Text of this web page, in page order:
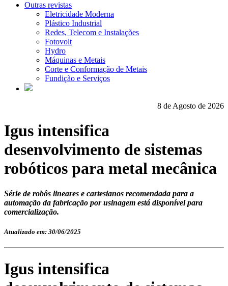
Outras revistas
Eletricidade Moderna
Plástico Industrial
Redes, Telecom e Instalações
Fotovolt
Hydro
Máquinas e Metais
Corte e Conformação de Metais
Fundição e Serviços
8 de Agosto de 2026
Igus intensifica
desenvolvimento de sistemas
robóticos para metal mecânica
Série de robôs lineares e cartesianos recomendada para a
automação da fabricação por usinagem está disponível para
comercialização.
Atualizado em: 30/06/2025
Igus intensifica